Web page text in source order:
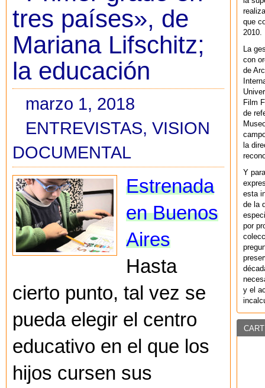
tres países», de
Mariana Lifschitz;
la educación
marzo 1, 2018
ENTREVISTAS, VISION
DOCUMENTAL
Estrenada
en Buenos
Aires
Hasta
cierto punto, tal vez se
pueda elegir el centro
educativo en el que los
hijos cursen sus
que
2010.
La
con
de
Film
de
la
Y
esta
de la
por
y el